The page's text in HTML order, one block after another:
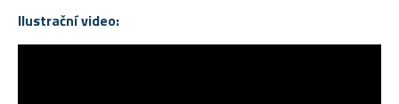
Ilustrační video: